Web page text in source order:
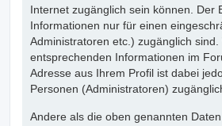
Internet zugänglich sein können. Der
Informationen nur für einen
Administratoren etc.) zugänglich
entsprechenden Informationen im
Adresse aus Ihrem Profil ist dabei
Personen (Administratoren)
Andere als die oben genannten